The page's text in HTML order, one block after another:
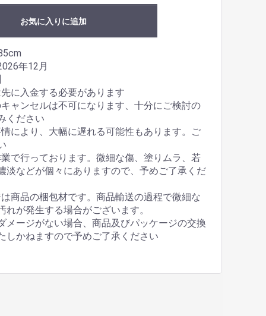
お気に入りに追加
年12月
に入金する必要があります
ャンセルは不可になります、十分にご検討の
ください
により、大幅に遅れる可能性もあります。ご
で行っております。微細な傷、塗りムラ、若
淡などが個々にありますので、予めご了承くだ
商品の梱包材です。商品輸送の過程で微細な
れが発生する場合がございます。
メージがない場合、商品及びパッケージの交換
しかねますので予めご了承ください